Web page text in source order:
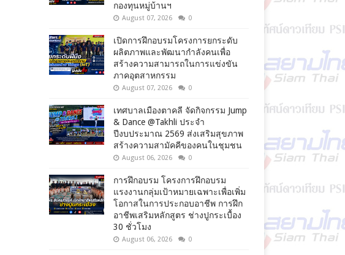
กองทุนหมู่บ้านฯ
August 07, 2026 0
เปิดการฝึกอบรมโครงการยกระดับ
ผลิตภาพและพัฒนากำลังคนเพื่อ
สร้างความสามารถในการแข่งขัน
ภาคอุตสาหกรรม
August 07, 2026 0
เทศบาลเมืองตาคลี จัดกิจกรรม Jump
& Dance @Takhli ประจำ
ปีงบประมาณ 2569 ส่งเสริมสุขภาพ
สร้างความสามัคคีของคนในชุมชน
August 06, 2026 0
การฝึกอบรม โครงการฝึกอบรม
แรงงานกลุ่มเป้าหมายเฉพาะเพื่อเพิ่ม
โอกาสในการประกอบอาชีพ การฝึก
อาชีพเสริมหลักสูตร ช่างปูกระเบื้อง
30 ชั่วโมง
August 06, 2026 0